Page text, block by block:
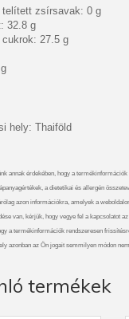
telített zsírsavak: 0 g
32.8 g
27.5 g
hely: Thaiföld
annak érdekében, hogy a
a dietetikai és allergén
azon információkra, amelyek a
van, kérjük, hogy vegye fel a kapcsolatot
a termékinformációk rendszeresen
azonban az Ön jogait semmilyen módon
termékek